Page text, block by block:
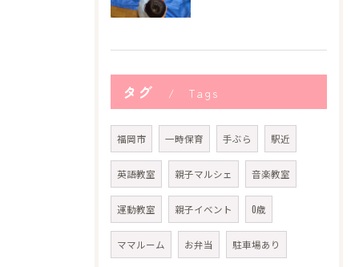
タグ Tags
福岡市 一時保育 手ぶら 駅近
英語教室 親子マルシェ 音楽教室
運動教室 親子イベント 0歳
ママルーム お弁当 駐車場あり